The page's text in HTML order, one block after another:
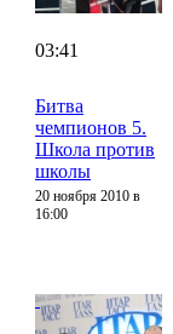
03:41
Битва
чемпионов 5.
Школа против
школы
20 ноября 2010 в
16:00